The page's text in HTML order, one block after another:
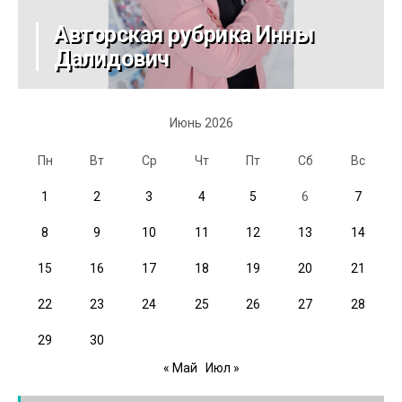
Авторская рубрика Инны
Далидович
Июнь 2026
Пн Вт Ср Чт Пт Сб Вс
1 2 3 4 5 6 7
8 9 10 11 12 13 14
15 16 17 18 19 20 21
22 23 24 25 26 27 28
29
30
« Май
Июл »